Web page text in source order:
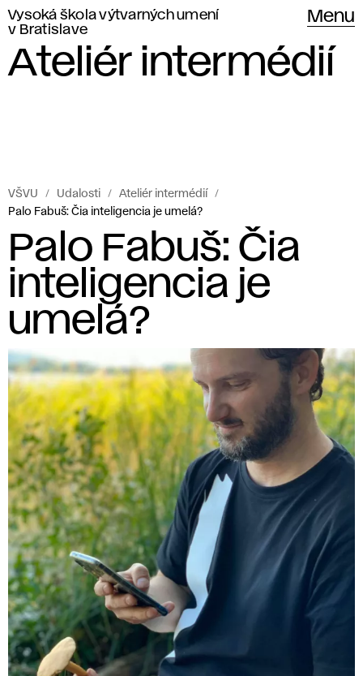
Vysoká škola výtvarných umení
v Bratislave
Menu
Ateliér intermédií
VŠVU Udalosti
Ateliér intermédií
Palo Fabuš: Čia inteligencia je umelá?
Palo Fabuš: Čia
inteligencia je
umelá?